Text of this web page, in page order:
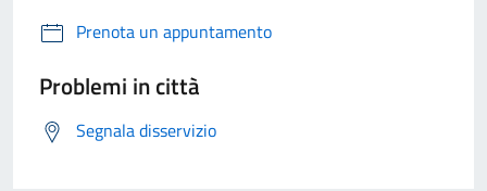
Prenota un appuntamento
Problemi in città
Segnala disservizio